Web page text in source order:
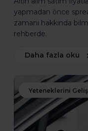
yapmadan önce
zamanı hakkında
rehberde.
Daha fazla oku
Yeteneklerini